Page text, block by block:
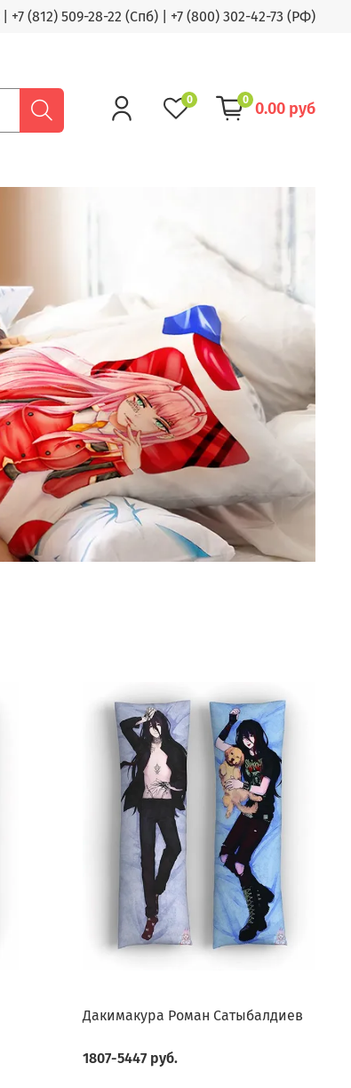
+7 (812) 509-28-22 (Спб) +7 (800) 302-42-73 (РФ)
0 0 0.00 руб
Дакимакура Роман Сатыбалдиев
1807-5447 руб.